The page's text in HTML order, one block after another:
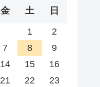
金 土 日
1
2
7 8
9
14 15
16
21 22
23